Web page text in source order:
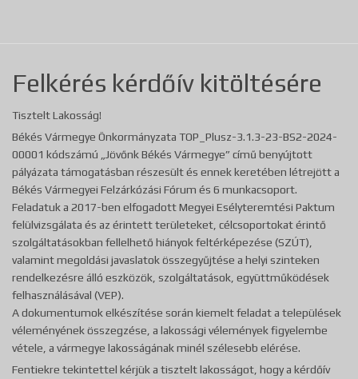
Felkérés kérdőív kitöltésére
Tisztelt Lakosság!
Békés Vármegye Önkormányzata TOP_Plusz-3.1.3-23-BS2-2024-
00001 kódszámú „Jövőnk Békés Vármegye” című benyújtott
pályázata támogatásban részesült és ennek keretében létrejött a
Békés Vármegyei Felzárkózási Fórum és 6 munkacsoport.
Feladatuk a 2017-ben elfogadott Megyei Esélyteremtési Paktum
felülvizsgálata és az érintett területeket, célcsoportokat érintő
szolgáltatásokban fellelhető hiányok feltérképezése (SZÚT),
valamint megoldási javaslatok összegyűjtése a helyi szinteken
rendelkezésre álló eszközök, szolgáltatások, együttműködések
felhasználásával (VEP).
A dokumentumok elkészítése során kiemelt feladat a települések
véleményének összegzése, a lakossági vélemények figyelembe
vétele, a vármegye lakosságának minél szélesebb elérése.
Fentiekre tekintettel kérjük a tisztelt lakosságot, hogy a kérdőív